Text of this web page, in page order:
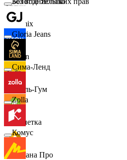
Demix
Ozon
Бубль-Гум
Монетка
Лемана Про
Gloria Jeans
Сима-Ленд
Zolla
Комус